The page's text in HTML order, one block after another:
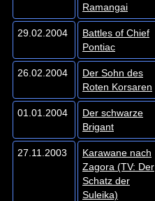
Ramangai
29.02.2004
Battles of Chief
Pontiac
26.02.2004
Der Sohn des
Roten Korsaren
01.01.2004
Der schwarze
Brigant
27.11.2003
Karawane nach
Zagora (TV: Der
Schatz der
Suleika)